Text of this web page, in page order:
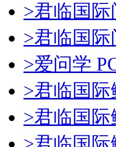
>君临国
>君临国
>爱问学
>君临国
>君临国